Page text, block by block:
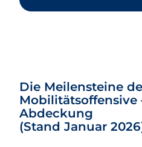
Die Meilensteine
Abdeckung
(Stand Januar